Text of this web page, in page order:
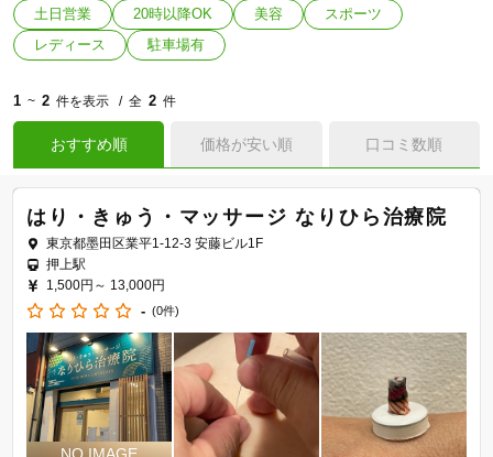
土日営業 20時以降OK 美容
スポーツ
レディース
駐車場有
1 ~ 2 件を表示 全 2 件
おすすめ順 価格が安い順 口コミ数順
はり・きゅう・マッサージ なりひら治療院
東京都墨田区業平1-12-3 安藤ビル1F
押上駅
1,500円～ 13,000円
- (0件)